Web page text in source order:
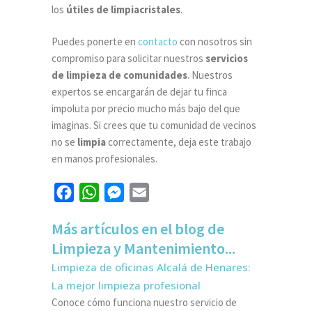
los útiles de limpiacristales.
Puedes ponerte en contacto con nosotros sin
compromiso para solicitar nuestros servicios
de limpieza de comunidades. Nuestros
expertos se encargarán de dejar tu finca
impoluta por precio mucho más bajo del que
imaginas. Si crees que tu comunidad de vecinos
no se limpiacorrectamente, deja este trabajo
en manos profesionales.
FacebookWhatsAppMessenger
Más artículos en el blog de
Limpieza y Mantenimiento...
Limpieza de oficinas Alcalá de Henares:
La mejor limpieza profesional
Conoce cómo funciona nuestro servicio de